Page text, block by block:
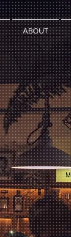
ABOUT